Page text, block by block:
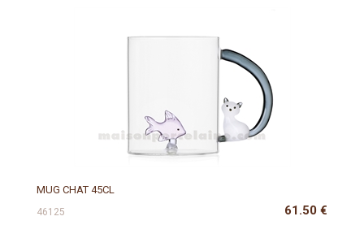
MUG CHAT 45CL
46125 61.50 €